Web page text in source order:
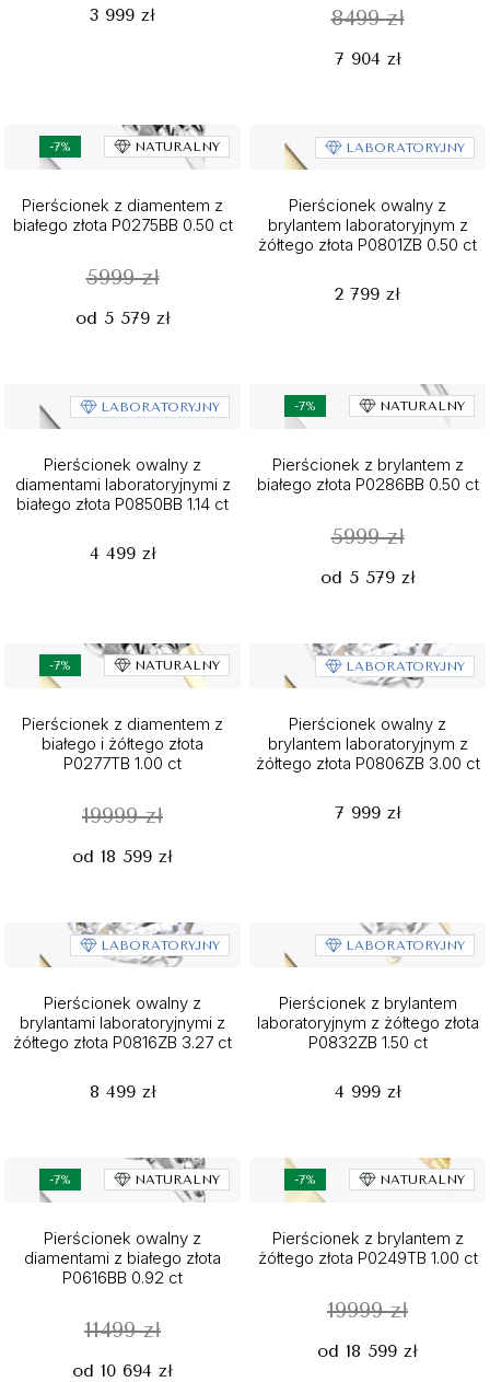
3 999 zł 8499 zł
7 904 zł
-7% NATURALNY
Pierścionek z diamentem z
białego złota P0275BB 0.50 ct
5999 zł
od 5 579 zł
LABORATORYJNY
Pierścionek owalny z
brylantem laboratoryjnym z
żółtego złota P0801ZB 0.50 ct
2 799 zł
LABORATORYJNY
Pierścionek owalny z
diamentami laboratoryjnymi z
białego złota P0850BB 1.14 ct
4 499 zł
-7% NATURALNY
Pierścionek z brylantem z
białego złota P0286BB 0.50 ct
5999 zł
od 5 579 zł
-7% NATURALNY
Pierścionek z diamentem z
białego i żółtego złota
P0277TB 1.00 ct
19999 zł
od 18 599 zł
LABORATORYJNY
Pierścionek owalny z
brylantem laboratoryjnym z
żółtego złota P0806ZB 3.00 ct
7 999 zł
LABORATORYJNY
Pierścionek owalny z
brylantami laboratoryjnymi z
żółtego złota P0816ZB 3.27 ct
8 499 zł
LABORATORYJNY
Pierścionek z brylantem
laboratoryjnym z żółtego złota
P0832ZB 1.50 ct
4 999 zł
-7% NATURALNY
Pierścionek owalny z
diamentami z białego złota
P0616BB 0.92 ct
11499 zł
od 10 694 zł
-7% NATURALNY
Pierścionek z brylantem z
żółtego złota P0249TB 1.00 ct
19999 zł
od 18 599 zł